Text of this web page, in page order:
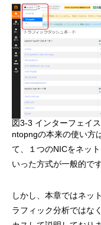
図3-3 インターフェイ
ntopngの本来の使い方
て、１つのNICをネッ
いった方式が一般的です
しかし、本章ではネッ
ラフィック分析ではな